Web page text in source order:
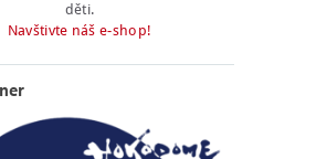
děti.
Navštivte náš e-shop!